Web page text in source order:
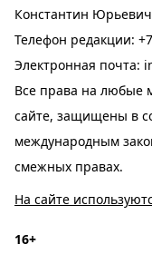
Константин Юрьевич
Телефон редакции:
Электронная почта:
Все права на любые
сайте, защищены в
международным
смежных правах.
На сайте
16+